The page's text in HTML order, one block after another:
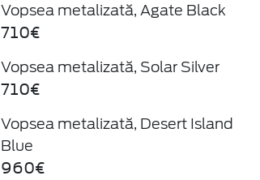
Vopsea metalizată, Agate Black
710€
Vopsea metalizată, Solar Silver
710€
Vopsea metalizată, Desert Island
Blue
960€